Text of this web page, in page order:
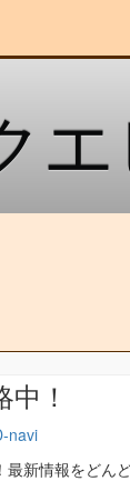
！
navi
新情報をどん